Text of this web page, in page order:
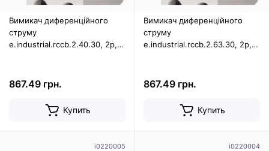
Вимикач диференційного
струму
e.industrial.rccb.2.40.30, 2р,
867.49 грн.
Купить
Вимикач диференційного
струму
e.industrial.rccb.2.63.30, 2р,
867.49 грн.
Купить
i0220005 i0220004